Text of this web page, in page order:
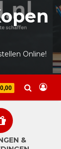
Online!
&